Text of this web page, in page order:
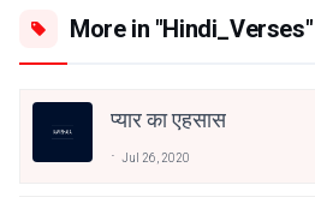
More in "Hindi_Verses"
प्यार का एहसास
Jul 26, 2020